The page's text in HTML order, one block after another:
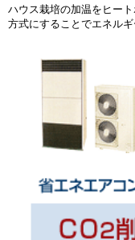
ハウス栽培の加温をヒー
方式にすることでエネル